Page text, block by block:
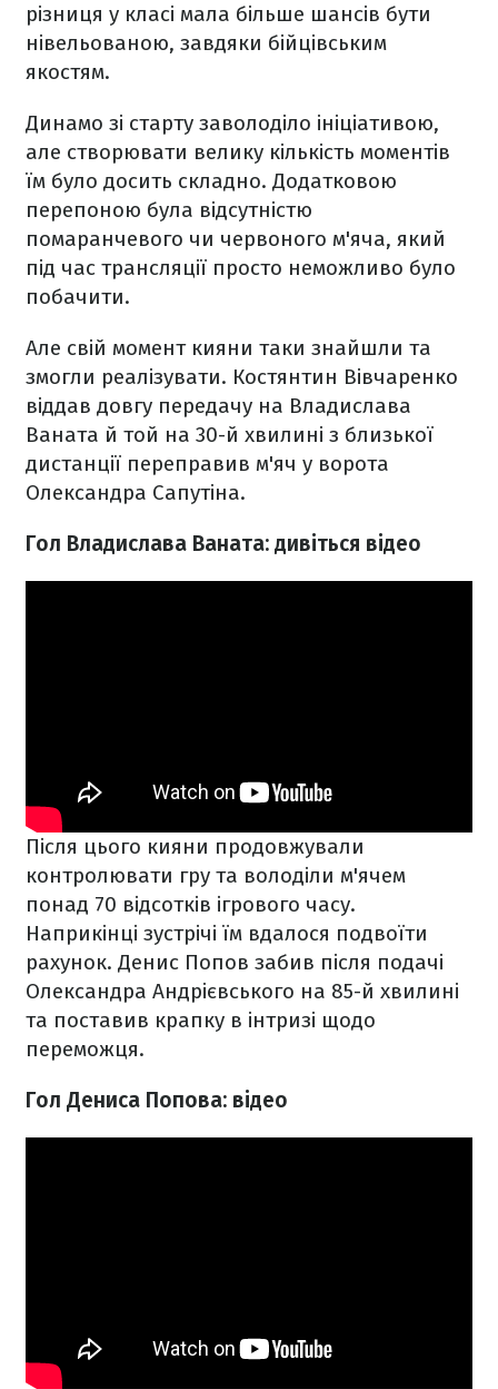
різниця у класі мала більше шансів бути
нівельованою, завдяки бійцівським
якостям.
Динамо зі старту заволоділо ініціативою,
але створювати велику кількість моментів
їм було досить складно. Додатковою
перепоною була відсутністю
помаранчевого чи червоного м'яча, який
під час трансляції просто неможливо було
побачити.
Але свій момент кияни таки знайшли та
змогли реалізувати. Костянтин Вівчаренко
віддав довгу передачу на Владислава
Ваната й той на 30-й хвилині з близької
дистанції переправив м'яч у ворота
Олександра Сапутіна.
Гол Владислава Ваната: дивіться відео
Після цього кияни продовжували
контролювати гру та володіли м'ячем
понад 70 відсотків ігрового часу.
Наприкінці зустрічі їм вдалося подвоїти
рахунок. Денис Попов забив після подачі
Олександра Андрієвського на 85-й хвилині
та поставив крапку в інтризі щодо
переможця.
Гол Дениса Попова: відео